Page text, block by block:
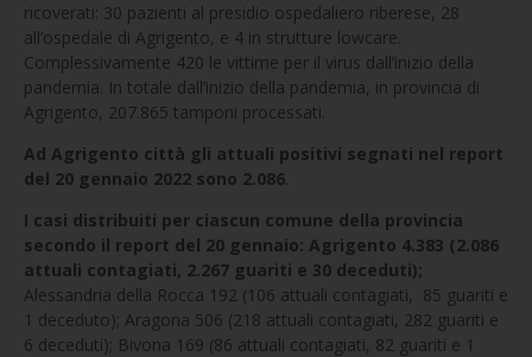
ricoverati: 30 pazienti al presidio ospedaliero riberese, 28
all’ospedale di Agrigento, e 4 in strutture lowcare.
Complessivamente 420 le vittime per il virus dall’inizio della
pandemia. In totale dall’inizio della pandemia, in provincia di
Agrigento, 207.865 tamponi processati.
Ad Agrigento città gli attuali positivi segnati nel report
del 20 gennaio 2022 sono 2.086.
I casi distribuiti per ciascun comune della provincia
secondo il report del 20 gennaio: Agrigento 4.383 (2.086
attuali contagiati, 2.267 guariti e 30 deceduti);
Alessandria della Rocca 192 (106 attuali contagiati, 85 guariti e
1 deceduto); Aragona 506 (218 attuali contagiati, 282 guariti e
6 deceduti); Bivona 169 (86 attuali contagiati, 82 guariti e 1